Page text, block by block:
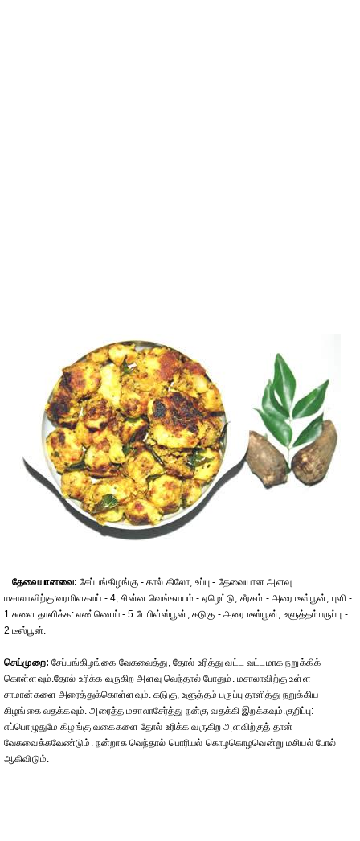
தேவையானவை: சேப்பங்கிழங்கு - கால் கிலோ, உப்பு - தேவையான அளவு.
மசாலாவிற்கு:வரமிளகாய் - 4, சின்ன வெங்காயம் - ஏழெட்டு, சீரகம் - அரை டீஸ்பூன், புளி -
1 சுளை.தாளிக்க: எண்ணெய் - 5 டேபிள்ஸ்பூன், கடுகு - அரை டீஸ்பூன், உளுத்தம்பருப்பு -
2 டீஸ்பூன்.
செய்முறை: சேப்பங்கிழங்கை வேகவைத்து, தோல் உரித்து வட்ட வட்டமாக நறுக்கிக்
கொள்ளவும்.தோல் உரிக்க வருகிற அளவு வெந்தால் போதும். மசாலாவிற்கு உள்ள
சாமான்களை அரைத்துக்கொள்ளவும். கடுகு, உளுத்தம் பருப்பு தாளித்து நறுக்கிய
கிழங்கை வதக்கவும். அரைத்த மசாலாசேர்த்து நன்கு வதக்கி இறக்கவும்.குறிப்பு:
எப்பொழுதுமே கிழங்கு வகைகளை தோல் உரிக்க வருகிற அளவிற்குத் தான்
வேகவைக்கவேண்டும். நன்றாக வெந்தால் பொரியல் கொழகொழவென்று மசியல் போல்
ஆகிவிடும்.